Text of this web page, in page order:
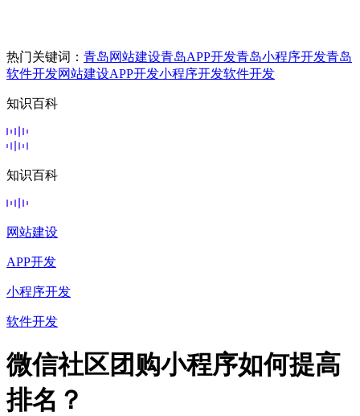
热门关键词： 青岛网站建设青岛APP开发青岛小程序开发青岛
软件开发网站建设APP开发小程序开发软件开发
知识百科
知识百科
网站建设
APP开发
小程序开发
软件开发
微信社区团购小程序如何提高
排名？